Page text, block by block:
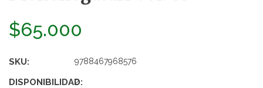
$65.000
SKU: 9788467968576
DISPONIBILIDAD:
2